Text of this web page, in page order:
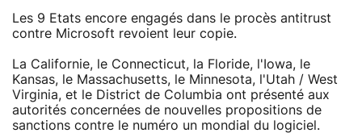
Les 9 Etats encore engagés dans le procès antitrust
contre Microsoft revoient leur copie.
La Californie, le Connecticut, la Floride, l'Iowa, le
Kansas, le Massachusetts, le Minnesota, l'Utah / West
Virginia, et le District de Columbia ont présenté aux
autorités concernées de nouvelles propositions de
sanctions contre le numéro un mondial du logiciel.